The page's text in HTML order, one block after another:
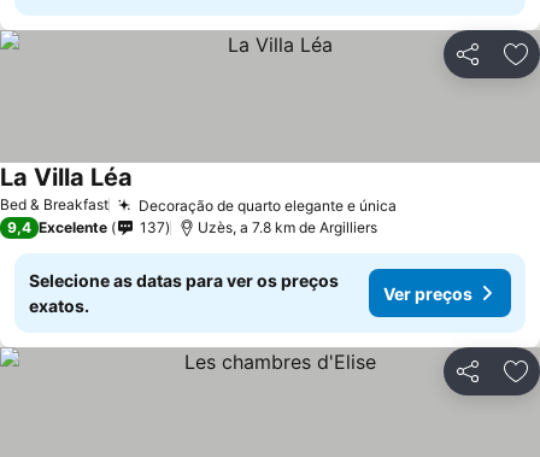
Partilhar
Bed & Breakfast Decoração de quarto elegante e única
La Villa Léa
9,4 Excelente 137 Uzès, a 7.8 km de Argilliers
Selecione as datas para ver os preços
exatos.
Ver preços
Partilhar